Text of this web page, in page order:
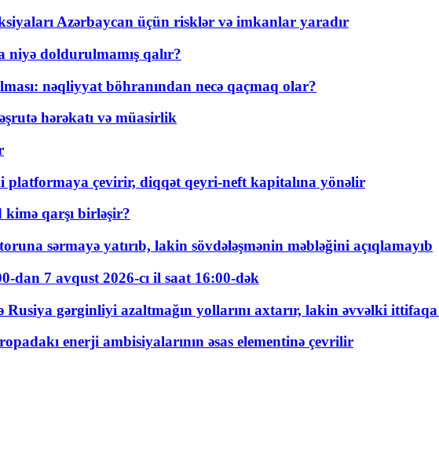
Azərbaycan üçün risklər və imkanlar yaradır
doldurulmamış qalır?
nəqliyyat böhranından necə qaçmaq olar?
hərəkatı və müasirlik
platformaya çevirir, diqqət qeyri-neft kapitalına yönəlir
qarşı birləşir?
sərmayə yatırıb, lakin sövdələşmənin məbləğini açıqlamayıb
dan 7 avqust 2026-cı il saat 16:00-dək
gərginliyi azaltmağın yollarını axtarır, lakin əvvəlki ittifaqa
enerji ambisiyalarının əsas elementinə çevrilir